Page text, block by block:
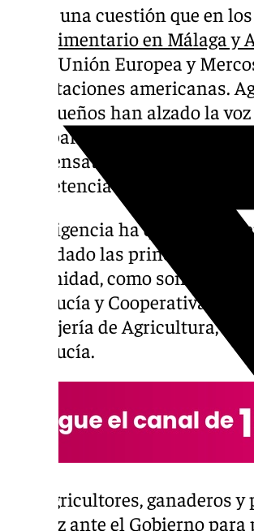
Si hay una cuestión que en
agroalimentario en Málaga y
por la Unión Europea y
importaciones americanas.
malagueños han alzado la
transparencia» sobre los
compensatorias» ante una
competencia leal de sus
Tal exigencia ha quedado
secundado las principales
comunidad, como son
Andalucía y Cooperativas
Consejería de Agricultura,
Andalucía.
Agricultores, ganaderos
voz ante el Gobierno